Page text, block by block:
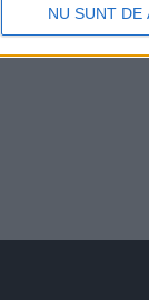
NU SUNT DE